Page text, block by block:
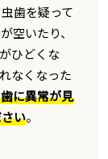
歯を疑って
空いたり、
ひどくな
なくなった
に異常が見
い。